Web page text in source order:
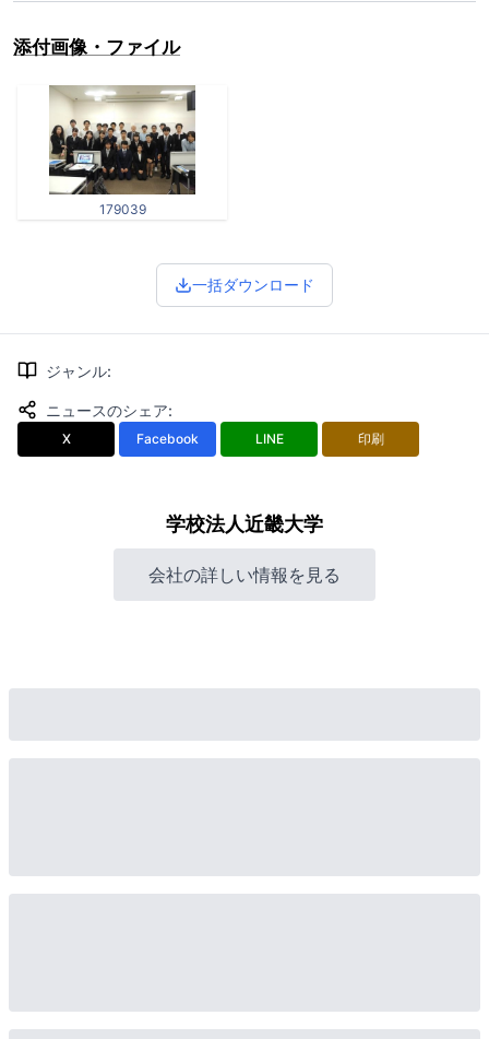
添付画像・ファイル
179039
一括ダウンロード
ジャンル:
ニュースのシェア:
X Facebook LINE 印刷
学校法人近畿大学
会社の詳しい情報を見る